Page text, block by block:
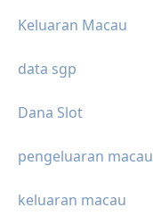
Keluaran Macau
data sgp
Dana Slot
pengeluaran macau
keluaran macau